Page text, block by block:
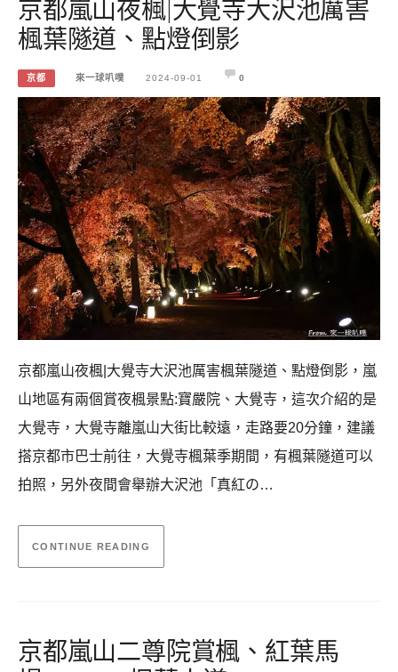
京都嵐山夜楓|大覺寺大沢池厲害
楓葉隧道、點燈倒影
京都 來一球叭噗 2024-09-01 0
京都嵐山夜楓|大覺寺大沢池厲害楓葉隧道、點燈倒影，嵐
山地區有兩個賞夜楓景點:寶嚴院、大覺寺，這次介紹的是
大覺寺，大覺寺離嵐山大街比較遠，走路要20分鐘，建議
搭京都市巴士前往，大覺寺楓葉季期間，有楓葉隧道可以
拍照，另外夜間會舉辦大沢池「真紅の…
CONTINUE READING
京都嵐山二尊院賞楓、紅葉馬